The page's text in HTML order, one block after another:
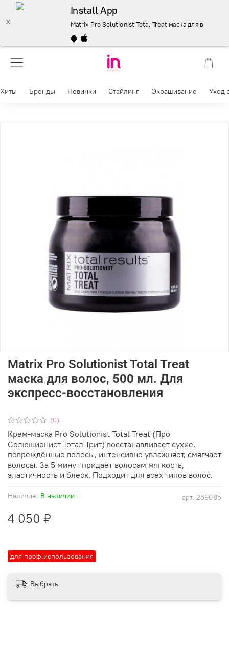
Install App
Matrix Pro Solutionist Total Treat маска для волос,
Хиты Бренды Новинки Стайлинг Окрашивание Уход
(0)
арт. 259085
Наличие: В наличии
для проф.использования
Matrix Pro Solutionist Total Treat
маска для волос, 500 мл. Для
экспресс-восстановления
4 050 ₽
Крем-маска Pro Solutionist Total Treat (Про
Солюшионист Тотал Трит) восстанавливает сухие,
повреждённые волосы, интенсивно увлажняет, смягчает
волосы. За 5 минут придаёт волосам мягкость,
эластичность и блеск. Подходит для всех типов волос.
Выбрать